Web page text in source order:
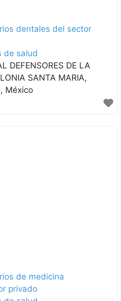
dentales del sector
de salud
DEFENSORES DE LA
SANTA MARIA
México
de medicina
privado